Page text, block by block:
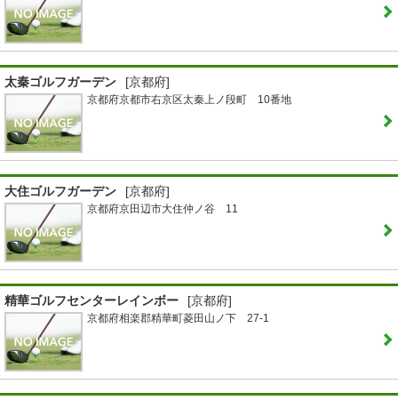
太秦ゴルフガーデン [京都府]
京都府京都市右京区太秦上ノ段町 10番地
大住ゴルフガーデン [京都府]
京都府京田辺市大住仲ノ谷 11
精華ゴルフセンターレインボー [京都府]
京都府相楽郡精華町菱田山ノ下 27-1